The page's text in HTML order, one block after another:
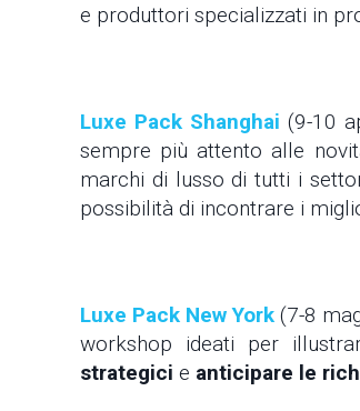
e produttori specializzati in
Luxe Pack Shanghai (9-10
sempre più attento alle
marchi di lusso di tutti i
possibilità di incontrare i
Luxe Pack New York (7-8
workshop ideati per
strategici e anticipare le